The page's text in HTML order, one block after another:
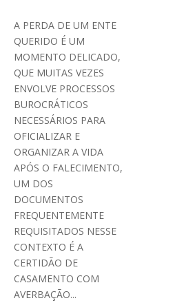
A PERDA DE UM ENTE
QUERIDO É UM
MOMENTO DELICADO,
QUE MUITAS VEZES
ENVOLVE PROCESSOS
BUROCRÁTICOS
NECESSÁRIOS PARA
OFICIALIZAR E
ORGANIZAR A VIDA
APÓS O FALECIMENTO,
UM DOS
DOCUMENTOS
FREQUENTEMENTE
REQUISITADOS NESSE
CONTEXTO É A
CERTIDÃO DE
CASAMENTO COM
AVERBAÇÃO...